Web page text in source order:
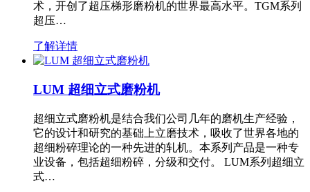
术，开创了超压梯形磨粉机的世界最高水平。TGM系列
超压…
了解详情
LUM 超细立式磨粉机
超细立式磨粉机是结合我们公司几年的磨机生产经验，
它的设计和研究的基础上立磨技术，吸收了世界各地的
超细粉碎理论的一种先进的轧机。本系列产品是一种专
业设备，包括超细粉碎，分级和交付。 LUM系列超细立
式…